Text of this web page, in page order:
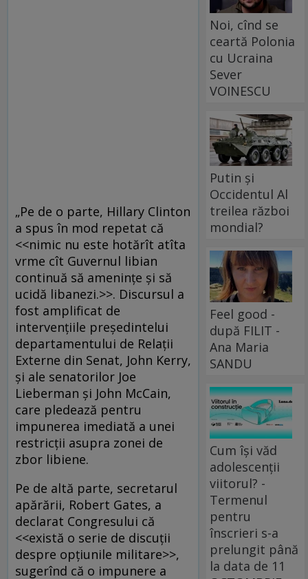
„Pe de o parte, Hillary Clinton
a spus în mod repetat că
<<nimic nu este hotărît atîta
vrme cît Guvernul libian
continuă să ameninţe şi să
ucidă libanezi.>>. Discursul a
fost amplificat de
intervenţiile preşedintelui
departamentului de Relaţii
Externe din Senat, John Kerry,
şi ale senatorilor Joe
Lieberman şi John McCain,
care pledează pentru
impunerea imediată a unei
restricţii asupra zonei de
zbor libiene.
Pe de altă parte, secretarul
apărării, Robert Gates, a
declarat Congresului că
<<există o serie de discuţii
despre opţiunile militare>>,
sugerînd că o impunere a
Noi, cînd se
ceartă Polonia
cu Ucraina
Sever
VOINESCU
Putin și
Occidentul Al
treilea război
mondial?
Feel good -
după FILIT -
Ana Maria
SANDU
Cum își văd
adolescenții
viitorul? -
Termenul
pentru
înscrieri s-a
prelungit până
la data de 11